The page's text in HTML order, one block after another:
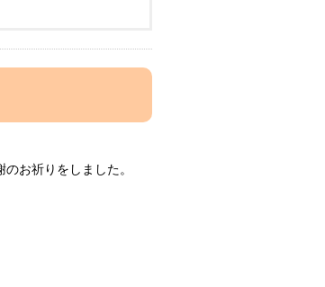
お祈りをしました。